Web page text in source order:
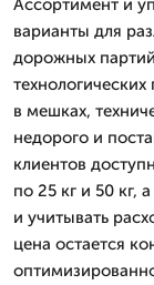
Ассортимент и
варианты для
дорожных
в мешках,
недорого и
клиентов
по 25 кг и 50 кг,
и учитывать
цена остается